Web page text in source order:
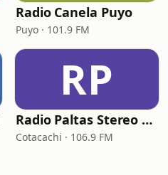
Radio Canela Puyo
Puyo · 101.9 FM
RP
Radio Paltas Stereo 106.9 FM
Cotacachi · 106.9 FM